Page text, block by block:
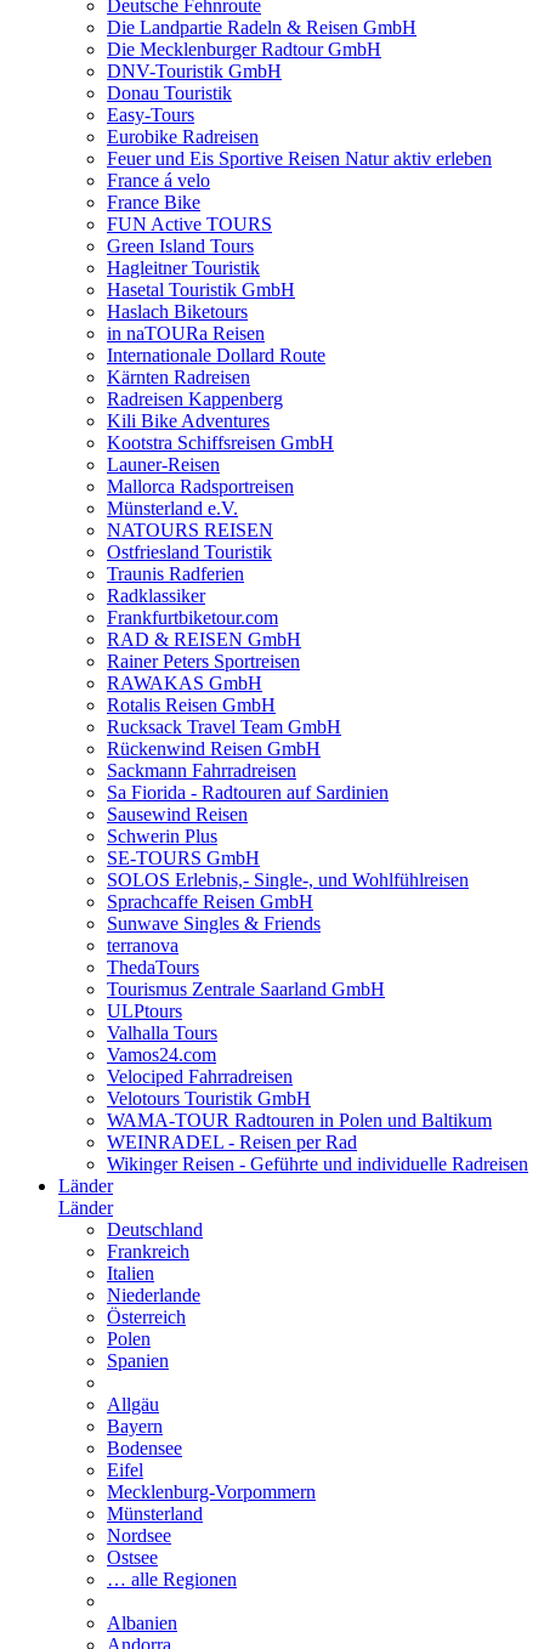
Deutsche Fehnroute
Die Landpartie Radeln & Reisen GmbH
Die Mecklenburger Radtour GmbH
DNV-Touristik GmbH
Donau Touristik
Easy-Tours
Eurobike Radreisen
Feuer und Eis Sportive Reisen Natur aktiv erleben
France á velo
France Bike
FUN Active TOURS
Green Island Tours
Hagleitner Touristik
Hasetal Touristik GmbH
Haslach Biketours
in naTOURa Reisen
Internationale Dollard Route
Kärnten Radreisen
Radreisen Kappenberg
Kili Bike Adventures
Kootstra Schiffsreisen GmbH
Launer-Reisen
Mallorca Radsportreisen
Münsterland e.V.
NATOURS REISEN
Ostfriesland Touristik
Traunis Radferien
Radklassiker
Frankfurtbiketour.com
RAD & REISEN GmbH
Rainer Peters Sportreisen
RAWAKAS GmbH
Rotalis Reisen GmbH
Rucksack Travel Team GmbH
Rückenwind Reisen GmbH
Sackmann Fahrradreisen
Sa Fiorida - Radtouren auf Sardinien
Sausewind Reisen
Schwerin Plus
SE-TOURS GmbH
SOLOS Erlebnis,- Single-, und Wohlfühlreisen
Sprachcaffe Reisen GmbH
Sunwave Singles & Friends
terranova
ThedaTours
Tourismus Zentrale Saarland GmbH
ULPtours
Valhalla Tours
Vamos24.com
Velociped Fahrradreisen
Velotours Touristik GmbH
WAMA-TOUR Radtouren in Polen und Baltikum
WEINRADEL - Reisen per Rad
Wikinger Reisen - Geführte und individuelle Radreisen
Länder
Länder
Deutschland
Frankreich
Italien
Niederlande
Österreich
Polen
Spanien
Allgäu
Bayern
Bodensee
Eifel
Mecklenburg-Vorpommern
Münsterland
Nordsee
Ostsee
… alle Regionen
Albanien
Andorra